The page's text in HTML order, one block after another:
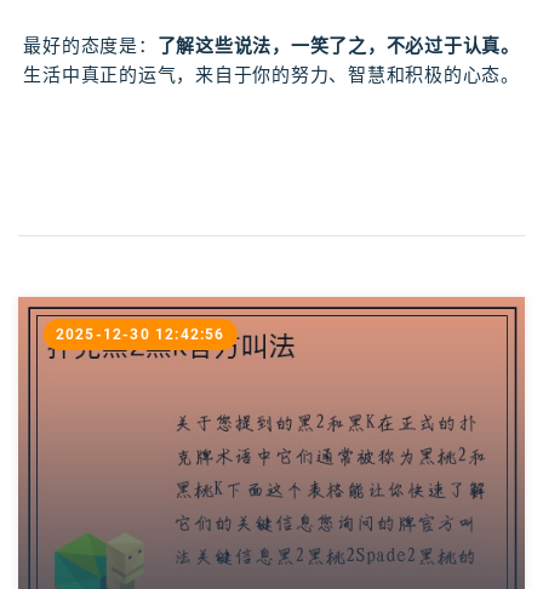
最好的态度是： 了解这些说法，一笑了之，不必过于认真。
生活中真正的运气，来自于你的努力、智慧和积极的心态。
2025-12-30 12:42:56